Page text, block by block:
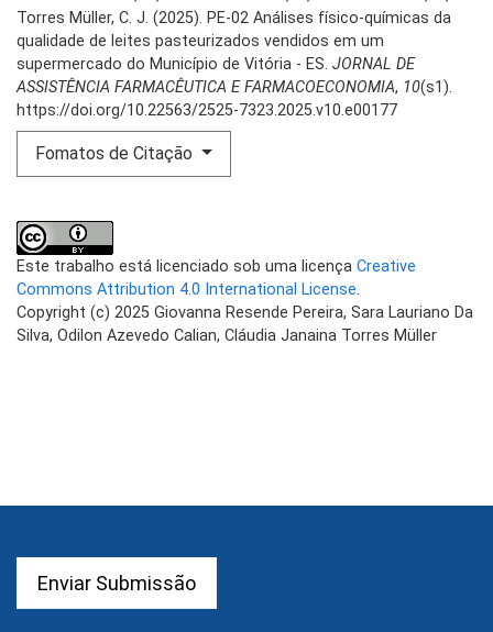
Torres Müller, C. J. (2025). PE-02 Análises físico-químicas da
qualidade de leites pasteurizados vendidos em um
supermercado do Município de Vitória - ES. JORNAL DE
ASSISTÊNCIA FARMACÊUTICA E FARMACOECONOMIA, 10(s1).
https://doi.org/10.22563/2525-7323.2025.v10.e00177
Fomatos de Citação
Este trabalho está licenciado sob uma licença Creative
Commons Attribution 4.0 International License.
Copyright (c) 2025 Giovanna Resende Pereira, Sara Lauriano Da
Silva, Odilon Azevedo Calian, Cláudia Janaina Torres Müller
Enviar Submissão